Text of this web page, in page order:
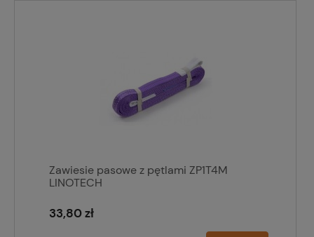
Zawiesie pasowe z pętlami ZP1T4M
LINOTECH
33,80 zł